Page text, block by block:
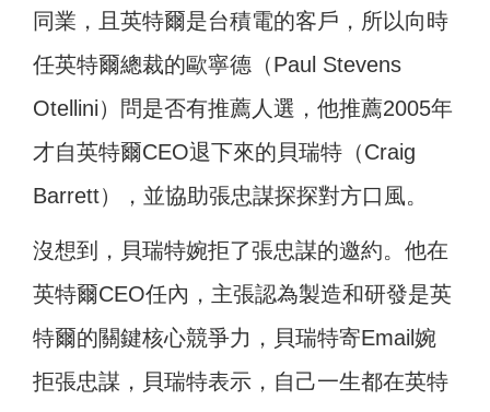
同業，且英特爾是台積電的客戶，所以向時
任英特爾總裁的歐寧德（Paul Stevens
Otellini）問是否有推薦人選，他推薦2005年
才自英特爾CEO退下來的貝瑞特（Craig
Barrett），並協助張忠謀探探對方口風。
沒想到，貝瑞特婉拒了張忠謀的邀約。他在
英特爾CEO任內，主張認為製造和研發是英
特爾的關鍵核心競爭力，貝瑞特寄Email婉
拒張忠謀，貝瑞特表示，自己一生都在英特